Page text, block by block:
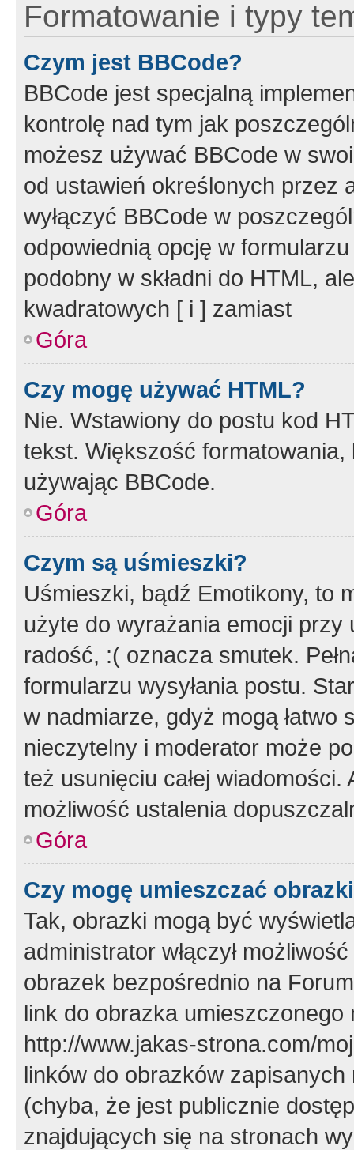
Formatowanie i typy
Czym jest BBCode?
BBCode jest specjalną
kontrolę nad tym jak
możesz używać BBCode w
od ustawień określonych przez
wyłączyć BBCode w
odpowiednią opcję w
podobny w składni do HTML,
kwadratowych [ i ] zamiast
Góra
Czy mogę używać HTML?
Nie. Wstawiony do postu kod
tekst. Większość
używając BBCode.
Góra
Czym są uśmieszki?
Uśmieszki, bądź Emotikony, to
użyte do wyrażania emocji
radość, :( oznacza smutek.
formularzu wysyłania postu.
w nadmiarze, gdyż mogą
nieczytelny i moderator może
też usunięciu całej
możliwość ustalenia
Góra
Czy mogę umieszczać
Tak, obrazki mogą być
administrator włączył
obrazek bezpośrednio na
link do obrazka
http://www.jakas-strona.com/
linków do obrazków
(chyba, że jest publicznie
znajdujących się na stronach